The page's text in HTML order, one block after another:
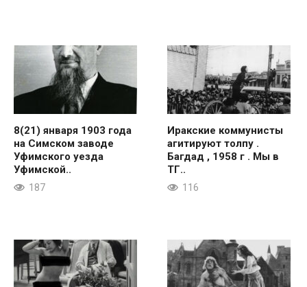
8(21) января 1903 года
на Симском заводе
Уфимского уезда
Уфимской..
187
Иракские коммунисты
агитируют толпу .
Багдад , 1958 г . Мы в
ТГ..
116